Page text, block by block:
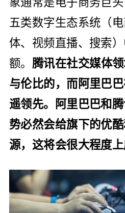
五类数字生态系统（
体、视频直播、搜索
额。 腾讯在社交媒体
与伦比的，而阿里巴
遥领先。阿里巴巴和
势必然会给旗下的优
源，这将会很大程度上